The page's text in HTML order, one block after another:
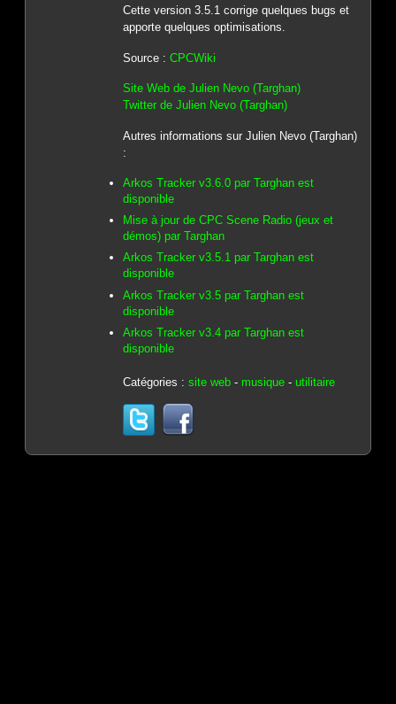
Cette version 3.5.1 corrige quelques bugs et
apporte quelques optimisations.
Source : CPCWiki
Site Web de Julien Nevo (Targhan)
Twitter de Julien Nevo (Targhan)
Autres informations sur Julien Nevo (Targhan)
:
Arkos Tracker v3.6.0 par Targhan est
disponible
Mise à jour de CPC Scene Radio (jeux et
démos) par Targhan
Arkos Tracker v3.5.1 par Targhan est
disponible
Arkos Tracker v3.5 par Targhan est
disponible
Arkos Tracker v3.4 par Targhan est
disponible
Catégories : site web- musique- utilitaire